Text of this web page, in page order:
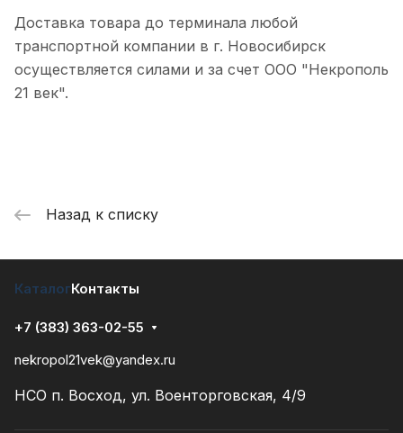
Доставка товара до терминала любой
транспортной компании в г. Новосибирск
осуществляется силами и за счет ООО "Некрополь
21 век".
Назад к списку
КаталогКонтакты
+7 (383) 363-02-55
nekropol21vek@yandex.ru
НСО п. Восход, ул. Военторговская, 4/9